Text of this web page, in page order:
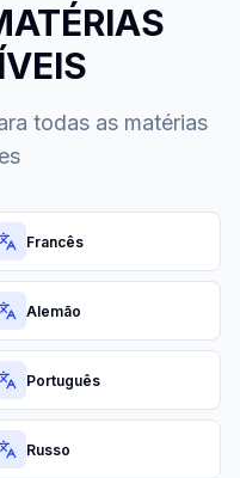
todas as matérias
Francês
Alemão
Português
Russo